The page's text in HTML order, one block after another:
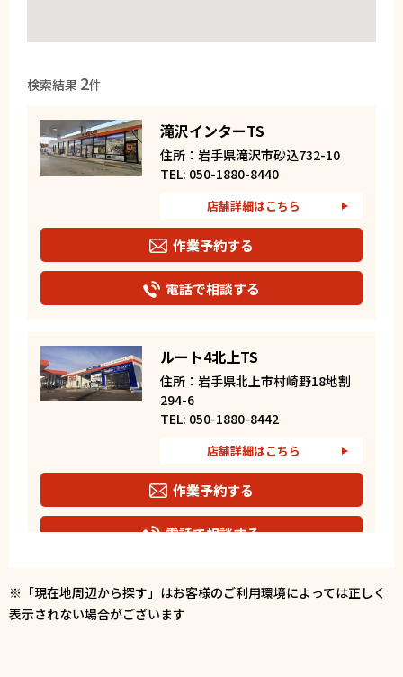
検索結果 2件
滝沢インターTS
住所：岩手県滝沢市砂込732-10
TEL: 050-1880-8440
店舗詳細はこちら
作業予約する
電話で相談する
ルート4北上TS
住所：岩手県北上市村崎野18地割
294-6
TEL: 050-1880-8442
店舗詳細はこちら
作業予約する
電話で相談する
※「現在地周辺から探す」はお客様のご利用環境によっては正しく
表示されない場合がございます